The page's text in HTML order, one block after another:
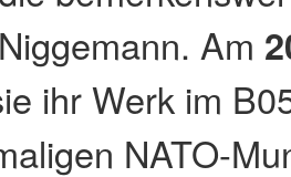
Am
ihr Werk im
NATO-